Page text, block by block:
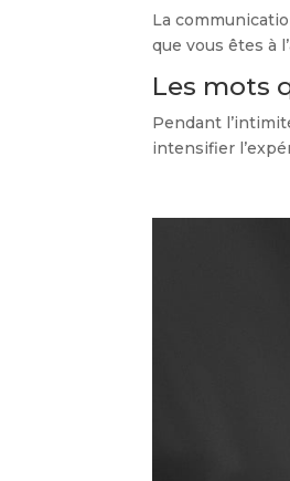
La
que vous êtes à
Les mots
Pendant
intensifier